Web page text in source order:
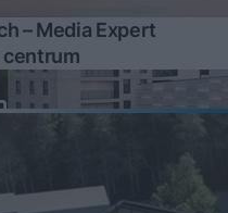
– Media Expert